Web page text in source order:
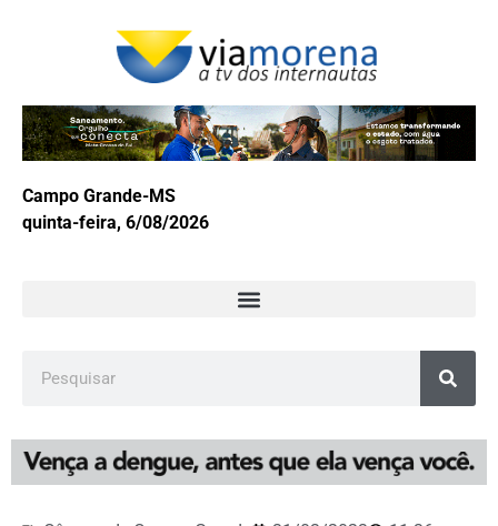
Campo Grande-MS
quinta-feira, 6/08/2026